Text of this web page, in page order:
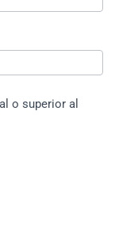
o superior al